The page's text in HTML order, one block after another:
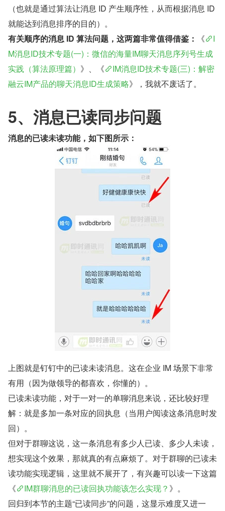
（也就是通过算法让消息 ID 产生顺序性，从而根据消息 ID
就能达到消息排序的目的）。
有关顺序的消息 ID 算法问题，这两篇非常值得借鉴：
《
I
M消息ID技术专题(一)：微信的海量IM聊天消息序列号生成
实践（算法原理篇） 》、《
IM消息ID技术专题(三)：解密
融云IM产品的聊天消息ID生成策略》，我就不废话了。
5、消息已读同步问题
消息的已读未读功能，如下图所示：
上图就是钉钉中的已读未读消息。这在企业 IM 场景下非常
有用（因为做领导的都喜欢，你懂的）。
已读未读功能，对于一对一的单聊消息来说，还比较好理
解：就是多加一条对应的回执息（当用户阅读这条消息时发
回）。
但对于群聊这说，这一条消息有多少人已读、多少人未读，
想实现这个效果，那就真的有点麻烦了。对于群聊的已读未
读功能实现逻辑，这里就不展开了，有兴趣可以读一下这篇
《
IM群聊消息的已读回执功能该怎么实现？ 》。
回归到本节的主题“已读同步”的问题，这显示难度又进一